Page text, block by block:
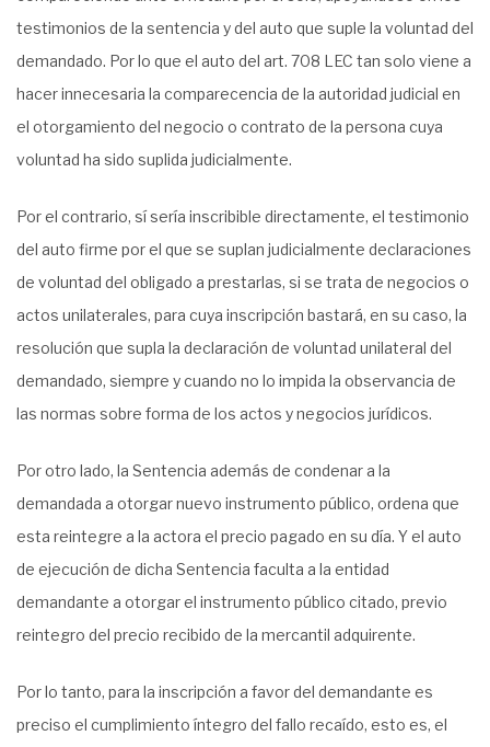
testimonios de la sentencia y del auto que suple la voluntad del
demandado. Por lo que el auto del art. 708 LEC tan solo viene a
hacer innecesaria la comparecencia de la autoridad judicial en
el otorgamiento del negocio o contrato de la persona cuya
voluntad ha sido suplida judicialmente.
Por el contrario, sí sería inscribible directamente, el testimonio
del auto firme por el que se suplan judicialmente declaraciones
de voluntad del obligado a prestarlas, si se trata de negocios o
actos unilaterales, para cuya inscripción bastará, en su caso, la
resolución que supla la declaración de voluntad unilateral del
demandado, siempre y cuando no lo impida la observancia de
las normas sobre forma de los actos y negocios jurídicos.
Por otro lado, la Sentencia además de condenar a la
demandada a otorgar nuevo instrumento público, ordena que
esta reintegre a la actora el precio pagado en su día. Y el auto
de ejecución de dicha Sentencia faculta a la entidad
demandante a otorgar el instrumento público citado, previo
reintegro del precio recibido de la mercantil adquirente.
Por lo tanto, para la inscripción a favor del demandante es
preciso el cumplimiento íntegro del fallo recaído, esto es, el